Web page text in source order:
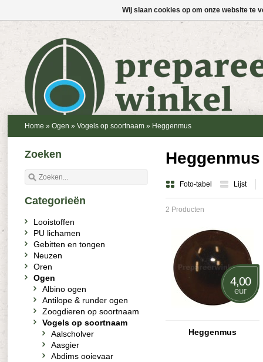
Home » Ogen » Vogels op soortnaam » Heggenmus
Heggenmus
Foto-tabel Lijst
2 Producten
4,00
eur
Heggenmus
Zoeken
Categorieën
Looistoffen
PU lichamen
Gebitten en tongen
Neuzen
Oren
Ogen
Albino ogen
Antilope & runder ogen
Zoogdieren op soortnaam
Vogels op soortnaam
Aalscholver
Aasgier
Abdims ooievaar
Wij slaan cookies op om onze website te